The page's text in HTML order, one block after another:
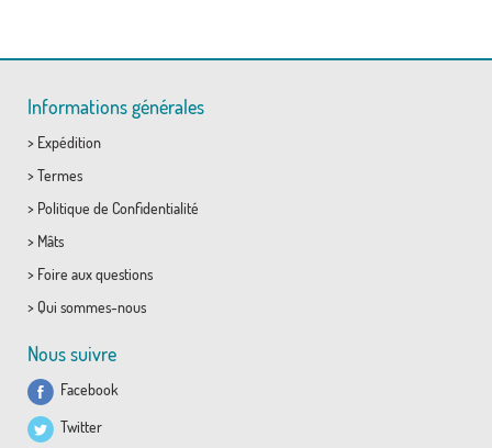
Informations générales
> Expédition
> Termes
> Politique de Confidentialité
> Mâts
> Foire aux questions
> Qui sommes-nous
Nous suivre
Facebook
Twitter